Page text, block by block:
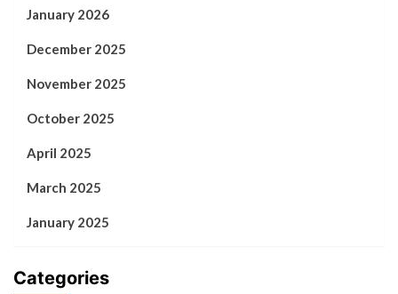
January 2026
December 2025
November 2025
October 2025
April 2025
March 2025
January 2025
Categories